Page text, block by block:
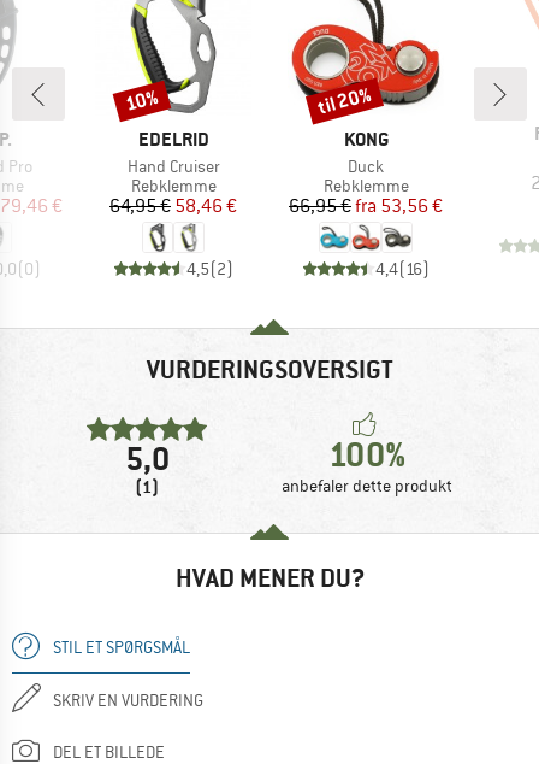
Pro
pris
79,46 €
(0)
MÆRKE
EDELRID
Artikel
Hand Cruiser
Produktgruppe
Rebklemme
Pris
64,95 € Nedsat pris
58,46 €
4,5(2)
Rabat
10%
MÆRKE
KONG
Artikel
Duck
Produktgruppe
Rebklemme
Pris
66,95 € Nedsat pris
fra 53,56 €
4,4(16)
Rabat
til 20%
VURDERINGSOVERSIGT
5,0
(1)
100%
anbefaler dette produkt
HVAD MENER DU?
STIL ET SPØRGSMÅL
SKRIV EN VURDERING
DEL ET BILLEDE